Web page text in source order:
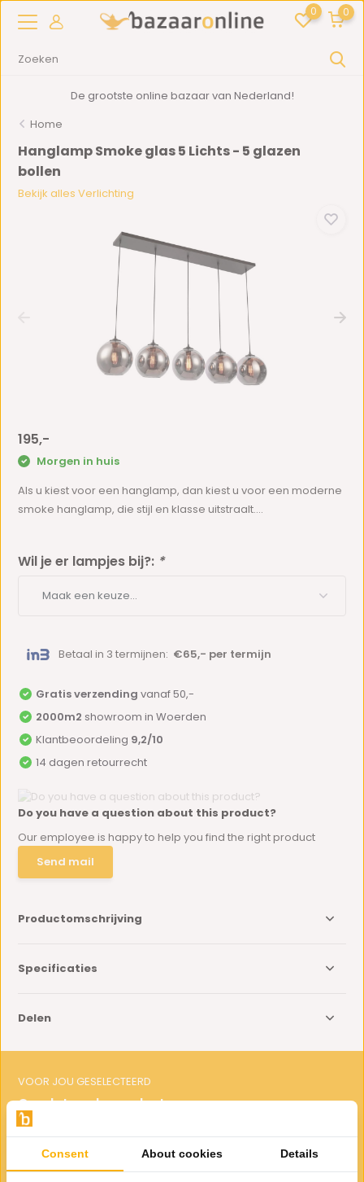
0 0
De grootste online bazaar van Nederland!
Home
Hanglamp Smoke glas 5 Lichts - 5 glazen
bollen
Bekijk alles Verlichting
195,-
Morgen in huis
Als u kiest voor een hanglamp, dan kiest u voor een moderne
smoke hanglamp, die stijl en klasse uitstraalt....
Wil je er lampjes bij?: *
Betaal in 3 termijnen: €65,- per termijn
Gratis verzending vanaf 50,-
2000m2 showroom in Woerden
Klantbeoordeling 9,2/10
14 dagen retourrecht
Do you have a question about this product?
Our employee is happy to help you find the right product
Send mail
Productomschrijving
Specificaties
Delen
VOOR JOU GESELECTEERD
Gerelateerde producten
Consent About cookies Details